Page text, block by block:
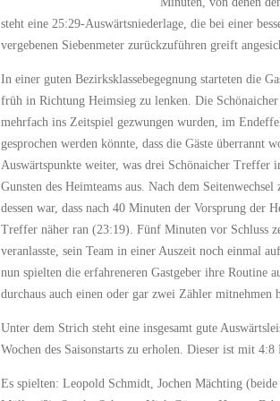
steht eine 25:29-Auswärtsniederlage, die bei einer
vergebenen Siebenmeter zurückzuführen greift
In einer guten Bezirksklassebegegnung starteten die
früh in Richtung Heimsieg zu lenken. Die
mehrfach ins Zeitspiel gezwungen wurden, im
gesprochen werden könnte, dass die Gäste
Auswärtspunkte weiter, was drei Schönaicher Treffer
Gunsten des Heimteams aus. Nach dem
dessen war, dass nach 40 Minuten der Vorsprung
Treffer näher ran (23:19). Fünf Minuten vor Schluss
veranlasste, sein Team in einer Auszeit noch einmal
nun spielten die erfahreneren Gastgeber ihre Routine
durchaus auch einen oder gar zwei Zähler mitnehmen
Unter dem Strich steht eine insgesamt gute
Wochen des Saisonstarts zu erholen. Dieser ist mit
Es spielten: Leopold Schmidt, Jochen Mächting